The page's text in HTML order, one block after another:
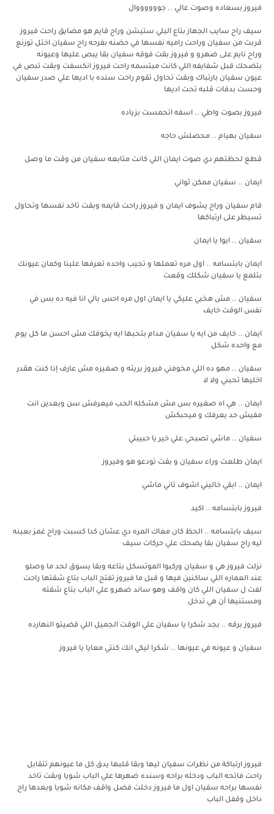
فيروز بسعاده وصوت عالي .. جووووووال
سيف راح سايب الجهاز بتاع البلي ستيشن وراح قايم هو مضايق راحت فيروز
قربت من سفيان وراحت راميه نفسها في حضنه بفرحه راح سفيان اختل توزنع
وراح نايم على ضهرو و فيروز بقت فوقه سفيان بقا يبص عليها وعيونه
بتضحك قبل شفايفه اللي كانت مبتسمه راحت فيروز انكسفت وبقت تبص في
عيون سفيان بارتباك وبقت تحاول تقوم راحت سنده با اديها علي صدر سفيان
وحست بدقات قلبه تحت اديها
فيروز بصوت واطي .. اسفه اتحمست بزياده
سفيان بهيام .. محصلش حاجه
قطع لحظتهم دي صوت ايمان اللي كانت متابعه سفيان من وقت ما وصل
ايمان .. سفيان ممكن ثواني
قام سفيان وراح يشوف ايمان و فيروز راحت قايمه وبقت تاخد نفسها وتحاول
تسيطر على ارتباكها
سفيان .. ايوا يا ايمان
ايمان بابتسامه .. اول مره تعملها و تجيب واحده تعرفها علينا وكمان عيونك
بتلمع يا سفيان شكلك وقعت
سفيان .. مش هخبي عليكي يا ايمان اول مره احس بالي انا فيه ده بس في
نفس الوقت خايف
ايمان .. خايف من ايه يا سفيان مدام بتحبها ايه يخوفك مش احسن ما كل يوم
مع واحده شكل
سفيان .. مهو ده اللي مخوفني فيروز بريئه و صغيره مش عارف إذا كنت هقدر
اخليها تحبني ولا لا
ايمان .. هي اه صغيره بس مش مشكله الحب ميعرفش سن وبعدين انت
مفيش حد يعرفك و ميحبكش
سفيان .. ماشي تصبحي علي خير يا حبيبتي
ايمان طلعت وراء سفيان و بقت تودعو هو وفيروز
ايمان .. ابقي خاليني اشوف تاني ماشي
فيروز بابتسامه .. اكيد
سيف بابتسامه .. الحظ كان معاك المره دي عشان كدا كسبت وراح غمز بعينه
ليه راح سفيان بقا يضحك علي حركات سيف
نزلت فيروز هي و سفيان وركبوا الموتسكل بتاعه وبقا يسوق لحد ما وصلو
عند العماره اللي ساكنين فيها و قبل ما فيروز تفتح الباب بتاع شقتها راحت
لفت ل سفيان اللي كان واقف وهو ساند ضهرو علي الباب بتاع شقته
ومستنيها أن هي تدخل
فيروز برقه .. بجد شكرا يا سفيان علي الوقت الجميل اللي قضيتو النهارده
سفيان و عيونه في عيونها .. شكرا ليكي انك كنتي معايا يا فيروز
فيروز ارتباكة من نظرات سفيان ليها وبقا قلبها يدق كل ما عيونهم تتقابل
راحت فاتحه الباب ودخله براحه وسنده ضهرها علي الباب شويا وبقت تاخد
نفسها براحه سفيان اول ما فيروز دخلت فضل واقف مكانه شويا وبعدها راح
داخل وقفل الباب